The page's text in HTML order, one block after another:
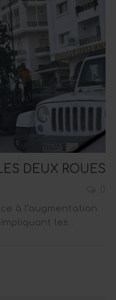
DEUX ROUES
à l’augmentation
les…